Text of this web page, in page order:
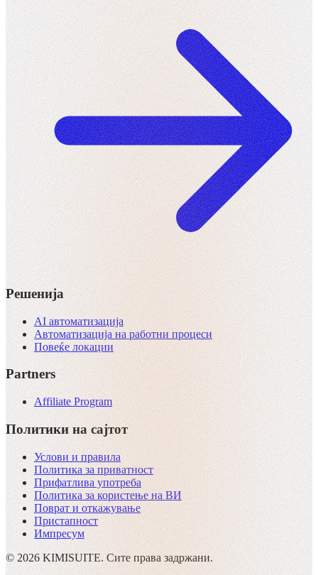
Решенија
AI автоматизација
Автоматизација на работни процеси
Повеќе локации
Partners
Affiliate Program
Политики на сајтот
Услови и правила
Политика за приватност
Прифатлива употреба
Политика за користење на ВИ
Поврат и откажување
Пристапност
Импресум
© 2026 KIMISUITE. Сите права задржани.